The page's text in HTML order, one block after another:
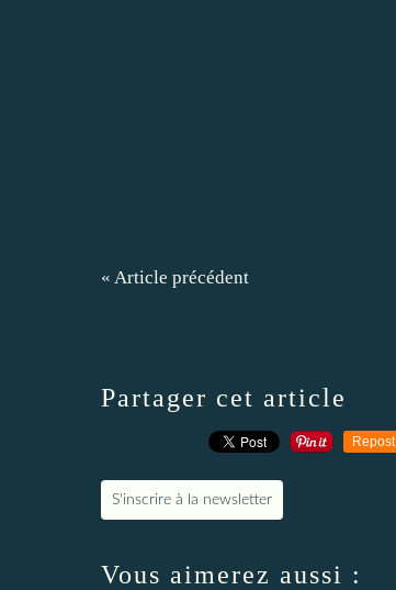
« Article précédent
Partager cet article
Repost
S'inscrire à la newsletter
Vous aimerez aussi :